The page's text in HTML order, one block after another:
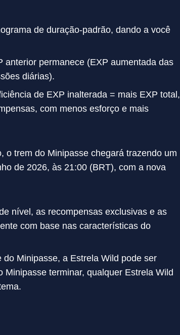
de duração-padrão, dando a você
anterior permanece (EXP aumentada das
diárias).
de EXP inalterada = mais EXP total,
com menos esforço e mais
o trem do Minipasse chegará trazendo um
de 2026, às 21:00 (BRT), com a nova
nível, as recompensas exclusivas e as
com base nas características do
Minipasse, a Estrela Wild pode ser
terminar, qualquer Estrela Wild